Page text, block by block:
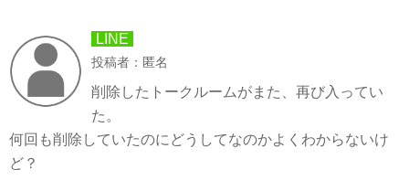
LINE
投稿者：匿名
削除したトークルームがまた、再び入ってい
た。
何回も削除していたのにどうしてなのかよくわからないけ
ど？